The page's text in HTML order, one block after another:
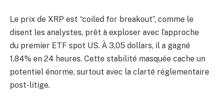
Le prix de XRP est “coiled for breakout”, comme le
disent les analystes, prêt à exploser avec l’approche
du premier ETF spot US. À 3,05 dollars, il a gagné
1,84% en 24 heures. Cette stabilité masquée cache un
potentiel énorme, surtout avec la clarté réglementaire
post-litige.